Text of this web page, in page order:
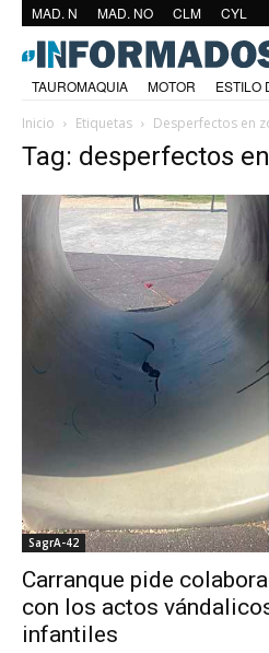
MAD. N MAD. NO CLM CYL
TAUROMAQUIA MOTOR
ESTILO
Inicio
Etiquetas Desperfectos en
Tag: desperfectos
SagrA-42
Carranque pide
con los actos
infantiles